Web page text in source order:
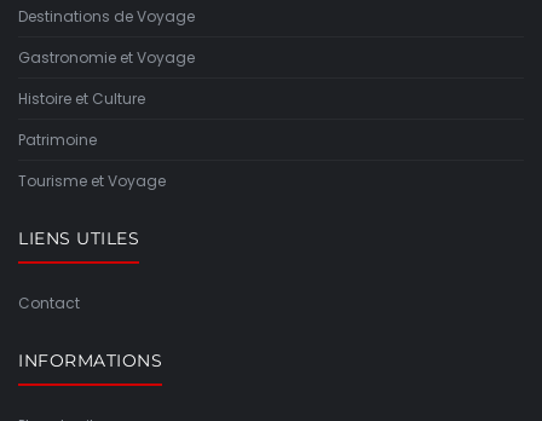
Destinations de Voyage
Gastronomie et Voyage
Histoire et Culture
Patrimoine
Tourisme et Voyage
LIENS UTILES
Contact
INFORMATIONS